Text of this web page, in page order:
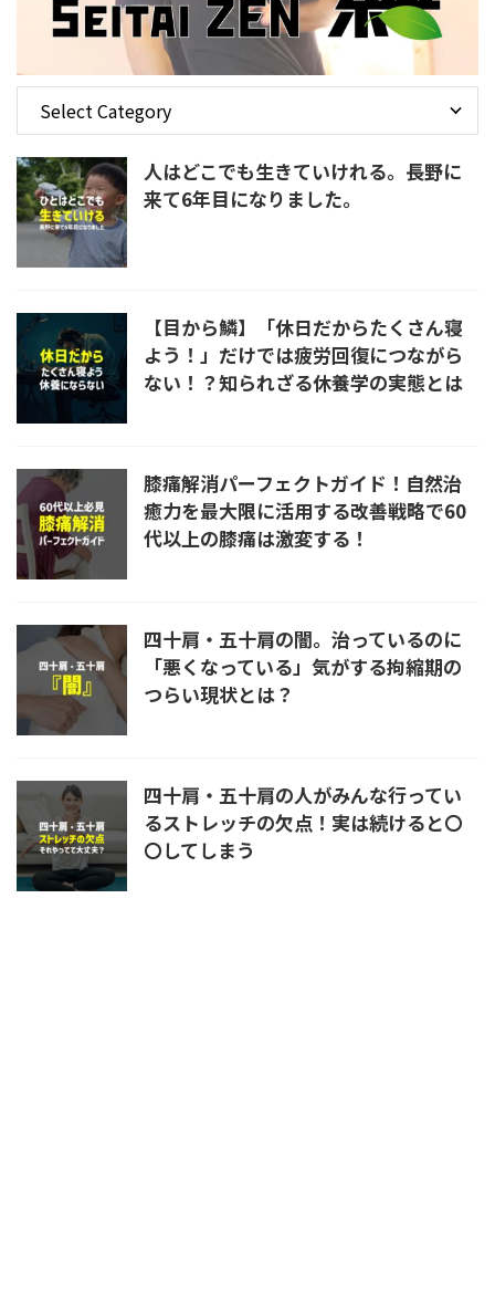
人はどこでも生きていけれる。長野に
来て6年目になりました。
【目から鱗】「休日だからたくさん寝
よう！」だけでは疲労回復につながら
ない！？知られざる休養学の実態とは
膝痛解消パーフェクトガイド！自然治
癒力を最大限に活用する改善戦略で60
代以上の膝痛は激変する！
四十肩・五十肩の闇。治っているのに
「悪くなっている」気がする拘縮期の
つらい現状とは？
四十肩・五十肩の人がみんな行ってい
るストレッチの欠点！実は続けると〇
〇してしまう